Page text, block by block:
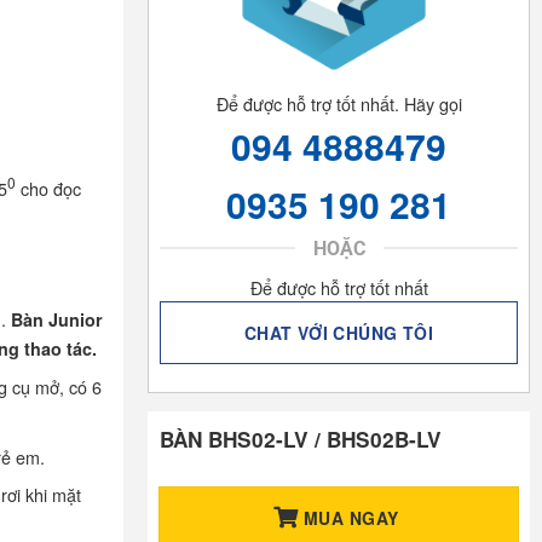
0 cho đọc
Bàn Junior
thao tác.
cụ mở, có 6
em.
khi mặt
Để được hỗ trợ tốt nhất. Hãy gọi
094 4888479
0935 190 281
HOẶC
Để được hỗ trợ tốt nhất
CHAT VỚI CHÚNG TÔI
BÀN BHS02-LV / BHS02B-LV
MUA NGAY